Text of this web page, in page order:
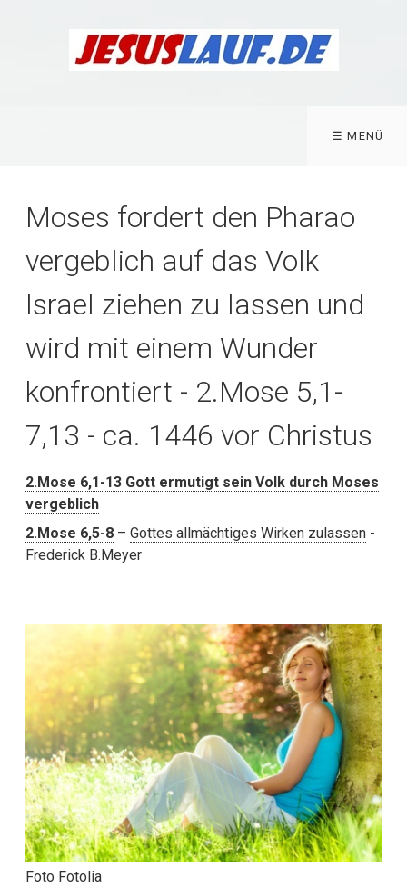
☰ MENÜ
Moses fordert den Pharao
vergeblich auf das Volk
Israel ziehen zu lassen und
wird mit einem Wunder
konfrontiert - 2.Mose 5,1-
7,13 - ca. 1446 vor Christus
2.Mose 6,1-13 Gott ermutigt sein Volk durch Moses
vergeblich
2.Mose 6,5-8 –Gottes allmächtiges Wirken zulassen -
Frederick B.Meyer
Foto Fotolia